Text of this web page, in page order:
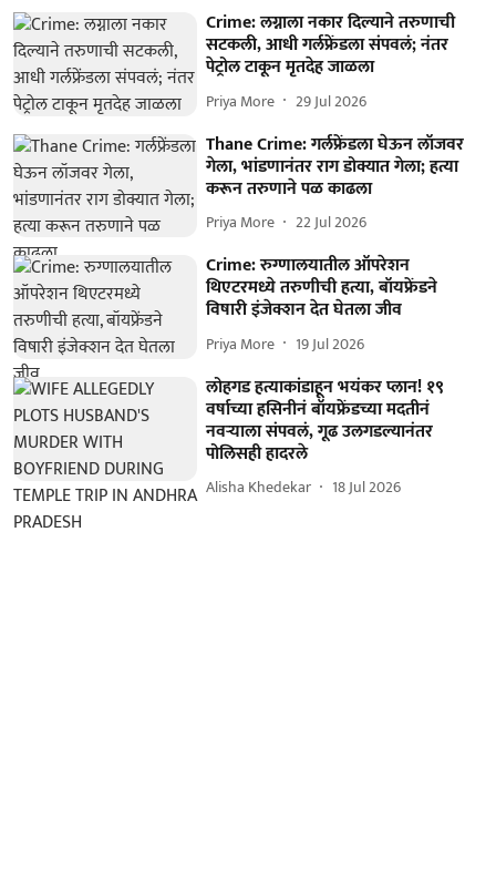
Crime: लग्नाला नकार दिल्याने तरुणाची
सटकली, आधी गर्लफ्रेंडला संपवलं; नंतर
पेट्रोल टाकून मृतदेह जाळला
Priya More 29 Jul 2026
Thane Crime: गर्लफ्रेंडला घेऊन लॉजवर
गेला, भांडणानंतर राग डोक्यात गेला; हत्या
करून तरुणाने पळ काढला
Priya More 22 Jul 2026
Crime: रुग्णालयातील ऑपरेशन
थिएटरमध्ये तरुणीची हत्या, बॉयफ्रेंडने
विषारी इंजेक्शन देत घेतला जीव
Priya More 19 Jul 2026
लोहगड हत्याकांडाहून भयंकर प्लान! १९
वर्षाच्या हसिनीनं बॉयफ्रेंडच्या मदतीनं
नवऱ्याला संपवलं, गूढ उलगडल्यानंतर
पोलिसही हादरले
Alisha Khedekar 18 Jul 2026